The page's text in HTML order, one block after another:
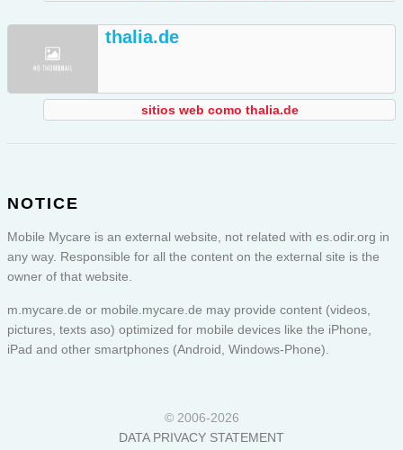
thalia.de
sitios web como thalia.de
NOTICE
Mobile Mycare is an external website, not related with es.odir.org in
any way. Responsible for all the content on the external site is the
owner of that website.
m.mycare.de or mobile.mycare.de may provide content (videos,
pictures, texts aso) optimized for mobile devices like the iPhone,
iPad and other smartphones (Android, Windows-Phone).
© 2006-2026
DATA PRIVACY STATEMENT